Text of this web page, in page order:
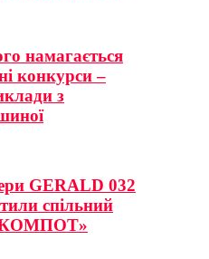
намагається
конкурси –
з
GERALD 032
спільний